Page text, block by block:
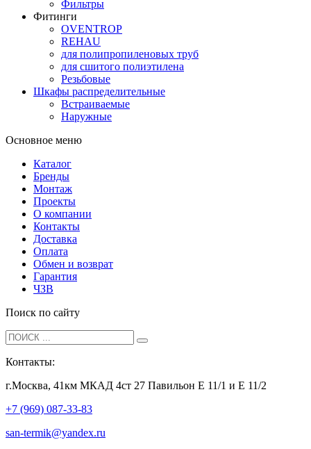
Фильтры
Фитинги
OVENTROP
REHAU
для полипропиленовых труб
для сшитого полиэтилена
Резьбовые
Шкафы распределительные
Встраиваемые
Наружные
Основное меню
Каталог
Бренды
Монтаж
Проекты
О компании
Контакты
Доставка
Оплата
Обмен и возврат
Гарантия
ЧЗВ
Поиск по сайту
Контакты:
г.Москва, 41км МКАД 4ст 27 Павильон Е 11/1 и Е 11/2
+7 (969) 087-33-83
san-termik@yandex.ru